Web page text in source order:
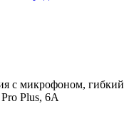
с микрофоном, гибкий
Plus, 6A